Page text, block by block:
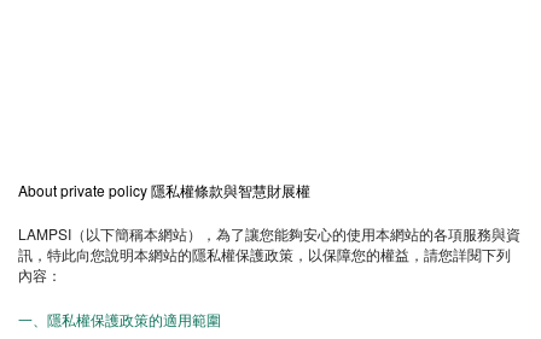
About private policy 隱私權條款與智慧財展權
LAMPSI （以下簡稱本網站），為了讓您能夠安心的使用本網站的各項服務與資
訊，特此向您說明本網站的隱私權保護政策，以保障您的權益，請您詳閱下列
內容：
一、隱私權保護政策的適用範圍